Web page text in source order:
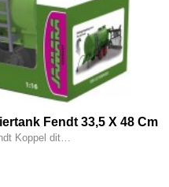
Fendt 33,5 X 48 Cm
Koppel dit…